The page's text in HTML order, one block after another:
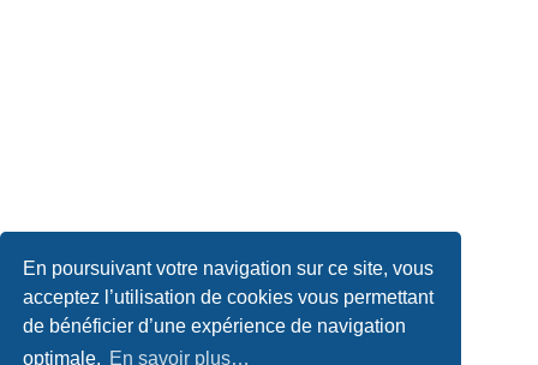
En poursuivant votre navigation sur ce site, vous
acceptez l’utilisation de cookies vous permettant
de bénéficier d’une expérience de navigation
optimale. En savoir plus…